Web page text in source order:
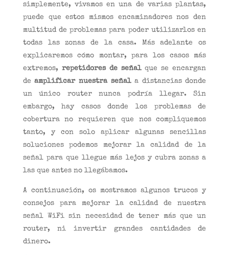
simplemente, vivamos en una de varias plantas,
puede que estos mismos encaminadores nos den
multitud de problemas para poder utilizarlos en
todas las zonas de la casa. Más adelante os
explicaremos cómo montar, para los casos más
extremos, repetidores de señalque se encargan
deamplificar nuestra señala distancias donde
un único router nunca podría llegar. Sin
embargo, hay casos donde los problemas de
cobertura no requieren que nos compliquemos
tanto, y con solo aplicar algunas sencillas
soluciones podemos mejorar la calidad de la
señal para que llegue más lejos y cubra zonas a
las que antes no llegábamos.
A continuación, os mostramos algunos trucos y
consejos para mejorar la calidad de nuestra
señal WiFi sin necesidad de tener más que un
router, ni invertir grandes cantidades de
dinero.